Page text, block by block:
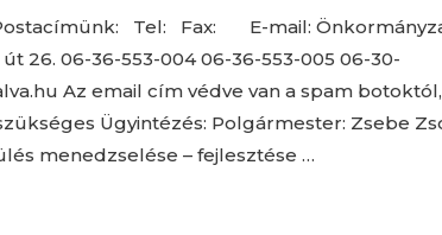
Postacímünk: Tel: Fax: E-mail:
26. 06-36-553-004 06-36-553-005 06-30-
Az email cím védve van a spam
Ügyintézés: Polgármester: Zsebe
menedzselése – fejlesztése …